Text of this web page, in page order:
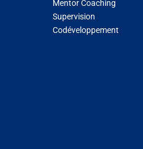
Mentor Coaching
Supervision
Codéveloppement